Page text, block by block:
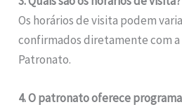
Os horários de visita podem
confirmados diretamente com
Patronato.
4. O patronato oferece